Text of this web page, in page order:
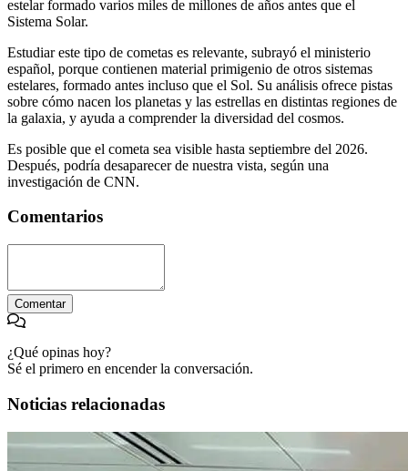
estelar formado varios miles de millones de años antes que el
Sistema Solar.
Estudiar este tipo de cometas es relevante, subrayó el ministerio
español, porque contienen material primigenio de otros sistemas
estelares, formado antes incluso que el Sol. Su análisis ofrece pistas
sobre cómo nacen los planetas y las estrellas en distintas regiones de
la galaxia, y ayuda a comprender la diversidad del cosmos.
Es posible que el cometa sea visible hasta septiembre del 2026.
Después, podría desaparecer de nuestra vista, según una
investigación de CNN.
Comentarios
Comentar
¿Qué opinas hoy?
Sé el primero en encender la conversación.
Noticias relacionadas